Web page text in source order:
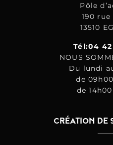
Pôle
190 rue
13510
Tél:04
NOUS
Du lundi
de
de
CRÉATION DE